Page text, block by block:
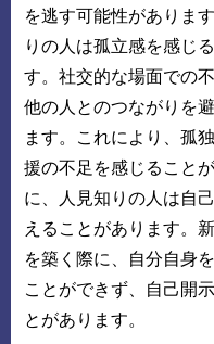
を逃す可能性がありま
りの人は孤立感を感じ
す。社交的な場面での
他の人とのつながりを
ます。これにより、孤
援の不足を感じること
に、人見知りの人は自
えることがあります。
を築く際に、自分自身
ことができず、自己開
とがあります。